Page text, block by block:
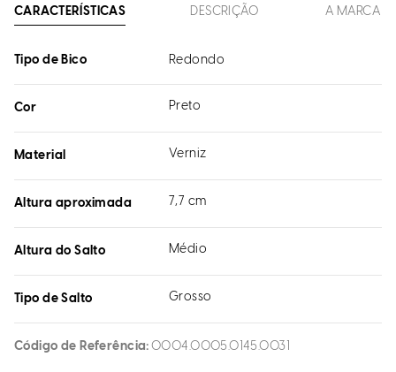
CARACTERÍSTICAS DESCRIÇÃO A MARCA
Tipo de Bico Redondo
Cor Preto
Material Verniz
Altura aproximada 7,7 cm
Altura do Salto Médio
Tipo de Salto Grosso
Código de Referência 0004.0005.0145.0031